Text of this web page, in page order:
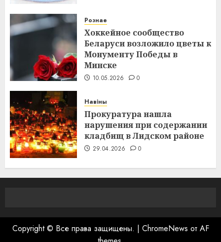
Рознае
Хоккейное сообщество
Беларуси возложило цветы к
Монументу Победы в
Минске
10.05.2026 0
Навіны
Прокуратура нашла
нарушения при содержании
кладбищ в Лидском районе
29.04.2026 0
Copyright © Все права защищены. | ChromeNews от AF